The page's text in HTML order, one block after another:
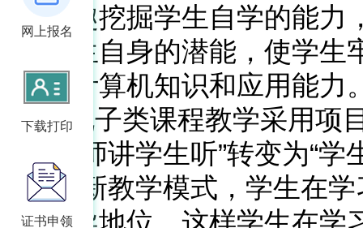
网上报名
下载打印
证书申领
的兴趣挖掘学生自学的能力
挥学生自身的潜能，使学生
关的计算机知识和应用能力
电子类课程教学采用项
将“老师讲学生听”转变为“
导”的新教学模式，学生在
有主导地位，这样学生在学